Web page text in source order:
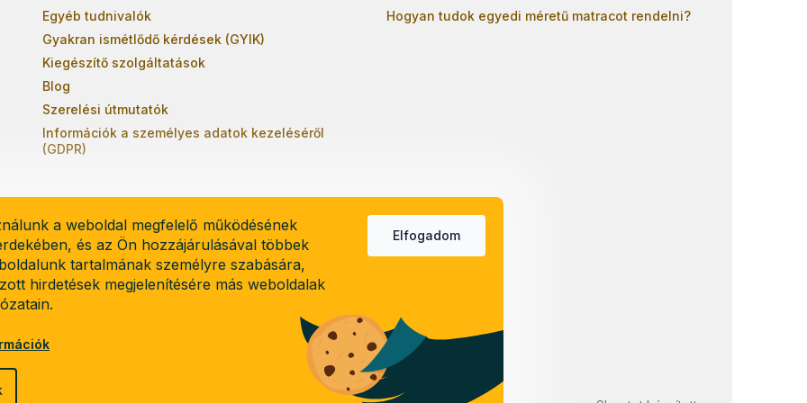
a weboldal megfelelő működésének
és az Ön hozzájárulásával többek
tartalmának személyre szabására,
hirdetések megjelenítésére más weboldalak
Elfogadom
Egyéb tudnivalók
Gyakran ismétlődő kérdések (GYIK)
Kiegészítő szolgáltatások
Blog
Szerelési útmutatók
Információk a személyes adatok kezeléséről
(GDPR)
Hogyan tudok egyedi méretű matracot rendelni?